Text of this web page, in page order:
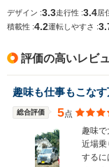
デザイン :3.3走行性 :3.4居
積載性 :4.2運転しやすさ :
評価の高いレビ
趣味も仕事もこな
総合評価 5点
趣味
近場乗
するに